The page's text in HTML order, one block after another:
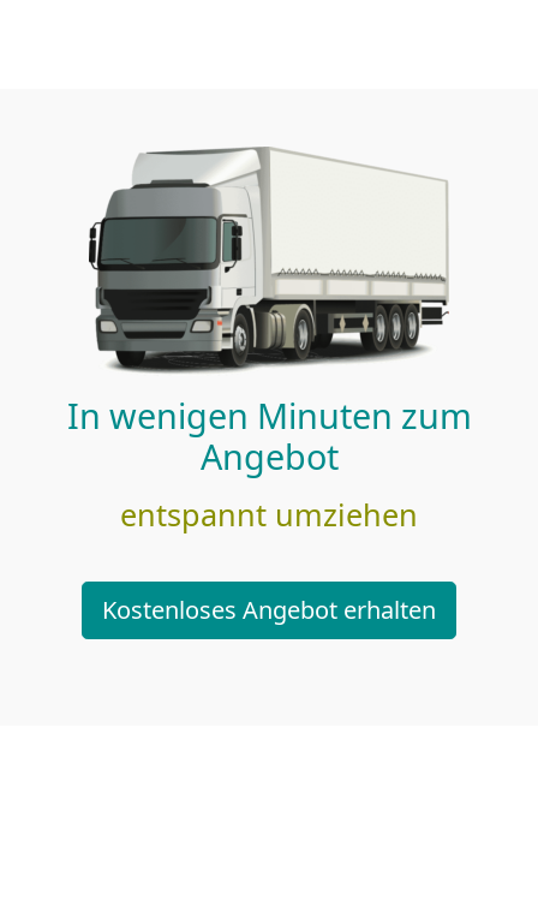
In wenigen Minuten zum
Angebot
entspannt umziehen
Kostenloses Angebot erhalten